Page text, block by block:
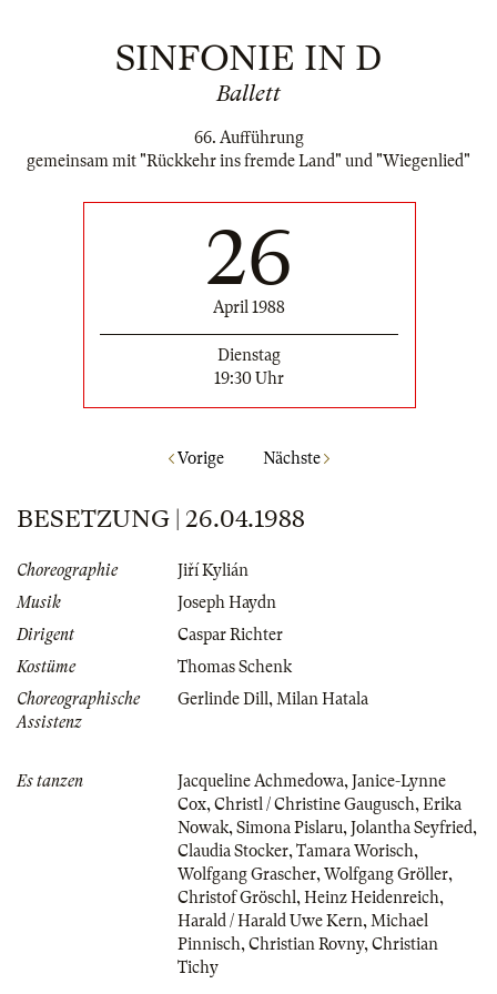
SINFONIE IN D
Ballett
66. Aufführung
gemeinsam mit "Rückkehr ins fremde Land" und "Wiegenlied"
26
April 1988
Dienstag
19:30 Uhr
Vorige Nächste
BESETZUNG | 26.04.1988
Choreographie
Jiří Kylián
Musik
Joseph Haydn
Dirigent
Caspar Richter
Kostüme
Thomas Schenk
Choreographische
Assistenz
Gerlinde Dill , Milan Hatala
Es tanzen Jacqueline Achmedowa, Janice-Lynne
Cox, Christl / Christine Gaugusch, Erika
Nowak, Simona Pislaru, Jolantha Seyfried,
Claudia Stocker, Tamara Worisch,
Wolfgang Grascher, Wolfgang Gröller,
Christof Gröschl , Heinz Heidenreich,
Harald / Harald Uwe Kern, Michael
Pinnisch, Christian Rovny, Christian
Tichy